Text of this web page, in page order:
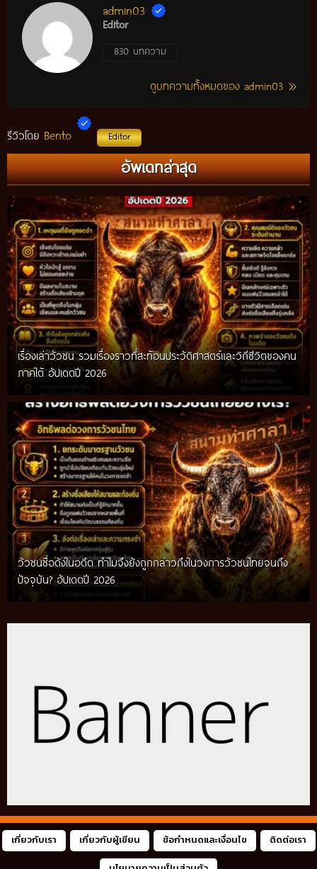
admin03
Editor
830 บทความ
ดูบทความทั้งหมดของ admin03
รีวิวโดย Bento Editor
อัพเดทล่าสุด
เรื่องเล่าวัวชน รวมเรื่องราวที่สะท้อนประวัติศาสตร์และวิถีชีวิตของคน
ภาคใต้ อัปเดตปี 2026
วัวชนชื่อดังในอดีต ทำไมจึงยังถูกกล่าวถึงในวงการวัวชนไทยจนถึง
ปัจจุบัน? อัปเดตปี 2026
กติกาวัวชนสมัยก่อน วิถีการแข่งขันดั้งเดิมที่สืบทอดผ่านภูมิปัญญา
ท้องถิ่น อัปเดตปี 2026
เกี่ยวกับเรา เกี่ยวกับผู้เขียน ข้อกำหนดและเงื่อนไข ติดต่อเรา